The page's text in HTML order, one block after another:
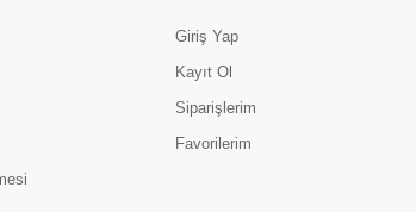
Giriş Yap
Kayıt Ol
Siparişlerim
Favorilerim